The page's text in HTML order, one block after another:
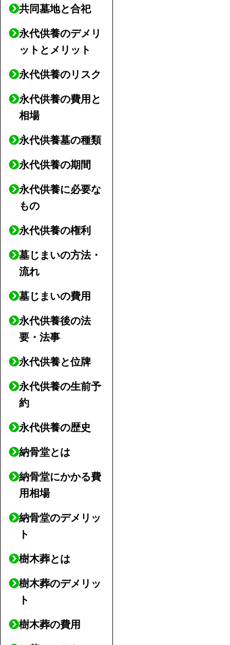
共同墓地と合祀
永代供養のデメリ
ットとメリット
永代供養のリスク
永代供養の費用と
相場
永代供養墓の種類
永代供養の期間
永代供養に必要な
もの
永代供養の権利
墓じまいの方法・
流れ
墓じまいの費用
永代供養後の法
要・法事
永代供養と位牌
永代供養の生前予
約
永代供養の歴史
納骨堂とは
納骨堂にかかる費
用相場
納骨堂のデメリッ
ト
樹木葬とは
樹木葬のデメリッ
ト
樹木葬の費用